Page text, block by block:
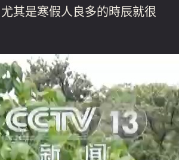
其是寒假人良多的時辰就很